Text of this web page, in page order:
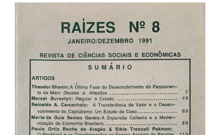
Barra
lateral
de
artigos